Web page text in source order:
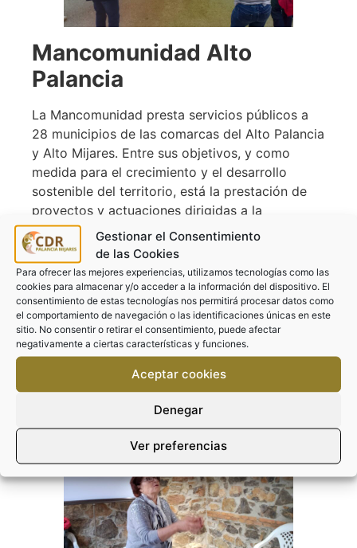
Gestionar el Consentimiento
de las Cookies
Para ofrecer las mejores experiencias, utilizamos tecnologías como las
cookies para almacenar y/o acceder a la información del dispositivo. El
consentimiento de estas tecnologías nos permitirá procesar datos como
el comportamiento de navegación o las identificaciones únicas en este
sitio. No consentir o retirar el consentimiento, puede afectar
negativamente a ciertas características y funciones.
Aceptar cookies
Denegar
Ver preferencias
Mancomunidad Alto
Palancia
La Mancomunidad presta servicios públicos a
28 municipios de las comarcas del Alto Palancia
y Alto Mijares. Entre sus objetivos, y como
medida para el crecimiento y el desarrollo
sostenible del territorio, está la prestación de
proyectos y actuaciones dirigidas a la
reactivación económica y demográfica de los
municipios que integran la mancomunidad. En
definitiva, busca fomentar la colaboración con
entidades y organizaciones del entorno rural
que atienden las necesidades del mismo para
evitar su despoblación.